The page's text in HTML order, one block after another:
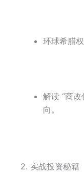
环球希腊
解读 “商
向。
2. 实战投资秘籍